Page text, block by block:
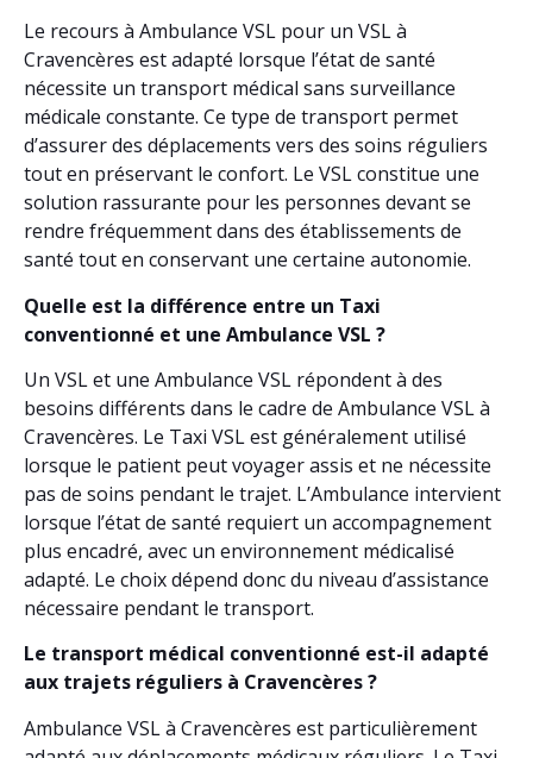
Le recours à Ambulance VSL pour un VSL à
Cravencères est adapté lorsque l’état de santé
nécessite un transport médical sans surveillance
médicale constante. Ce type de transport permet
d’assurer des déplacements vers des soins réguliers
tout en préservant le confort. Le VSL constitue une
solution rassurante pour les personnes devant se
rendre fréquemment dans des établissements de
santé tout en conservant une certaine autonomie.
Quelle est la différence entre un Taxi
conventionné et une Ambulance VSL ?
Un VSL et une Ambulance VSL répondent à des
besoins différents dans le cadre de Ambulance VSL à
Cravencères. Le Taxi VSL est généralement utilisé
lorsque le patient peut voyager assis et ne nécessite
pas de soins pendant le trajet. L’Ambulance intervient
lorsque l’état de santé requiert un accompagnement
plus encadré, avec un environnement médicalisé
adapté. Le choix dépend donc du niveau d’assistance
nécessaire pendant le transport.
Le transport médical conventionné est-il adapté
aux trajets réguliers à Cravencères ?
Ambulance VSL à Cravencères est particulièrement